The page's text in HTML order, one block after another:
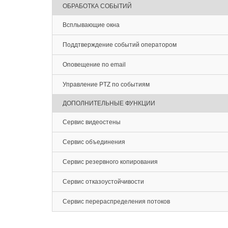
ОБРАБОТКА СОБЫТИЙ
Всплывающие окна
Поддтверждение событий оператором
Оповещение по email
Управление PTZ по событиям
ДОПОЛНИТЕЛЬНЫЕ ФУНКЦИИ
Сервис видеостены
Сервис объединения
Сервис резервного копирования
Сервис отказоустойчивости
Сервис перераспределения потоков